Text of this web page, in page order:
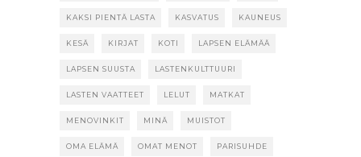
KAKSI PIENTÄ LASTA KASVATUS KAUNEUS
KESÄ KIRJAT KOTI LAPSEN ELÄMÄÄ
LAPSEN SUUSTA LASTENKULTTUURI
LASTEN VAATTEET LELUT MATKAT
MENOVINKIT MINÄ MUISTOT
OMA ELÄMÄ OMAT MENOT PARISUHDE